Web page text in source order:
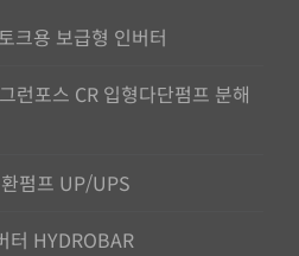
크용 보급형 인버터
런포스 CR 입형다단펌프 분해
펌프 UP/UPS
터 HYDROBAR